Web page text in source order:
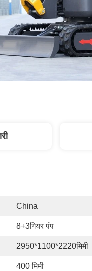
China
8+3गियर पंप
2950*1100*2220मिमी
400 मिमी